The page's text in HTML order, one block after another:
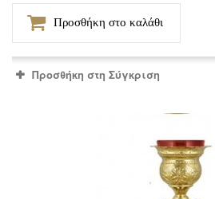
Προσθήκη στο καλάθι
Προσθήκη στη Σύγκριση